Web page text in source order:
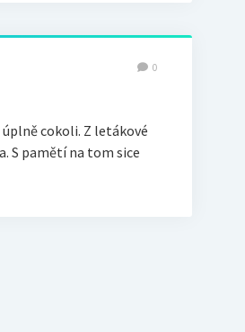
0
cokoli. Z letákové
S pamětí na tom sice